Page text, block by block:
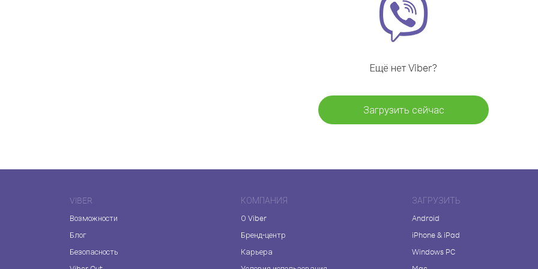
Ещё нет Viber?
Загрузить сейчас
VIBER
Возможности
Блог
Безопасность
КОМПАНИЯ
О Viber
Бренд-центр
Карьера
ЗАГРУЗИТЬ
Android
iPhone & iPad
Windows PC